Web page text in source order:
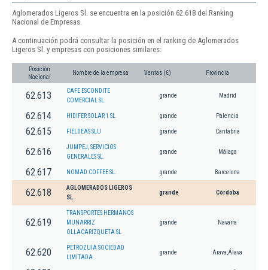
Aglomerados Ligeros Sl. se encuentra en la posición 62.618 del Ranking
Nacional de Empresas.
A continuación podrá consultar la posición en el ranking de Aglomerados
Ligeros Sl. y empresas con posiciones similares:
Posición
Nacional
Nombre de la empresa Ventas (€) Provincia
62.613
CAFE ESCONDITE
COMERCIAL SL.
grande Madrid
62.614 HIDIFER SOLAR 1 SL grande Palencia
62.615 FIELDEAS SLU grande Cantabria
62.616
JUMPEJ, SERVICIOS
GENERALES SL.
grande Málaga
62.617 NOMAD COFFEE SL. grande Barcelona
62.618
AGLOMERADOS LIGEROS
SL.
grande Córdoba
62.619
TRANSPORTES HERMANOS
MUNARRIZ
OLLACARIZQUETA SL
grande Navarra
62.620
PETROZUIA SOCIEDAD
LIMITADA
grande Arava,Álava